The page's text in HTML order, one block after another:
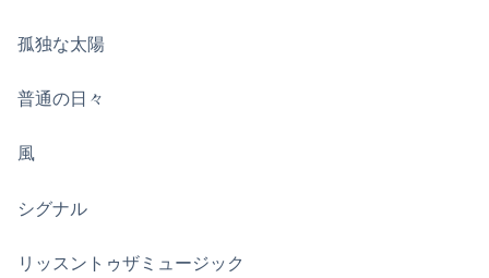
孤独な太陽
普通の日々
風
シグナル
リッスントゥザミュージック